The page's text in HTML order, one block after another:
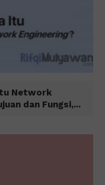
Network
dan Fungsi,...